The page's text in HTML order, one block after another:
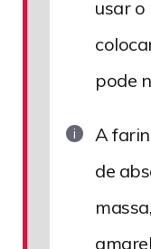
usar o
pode
A
de